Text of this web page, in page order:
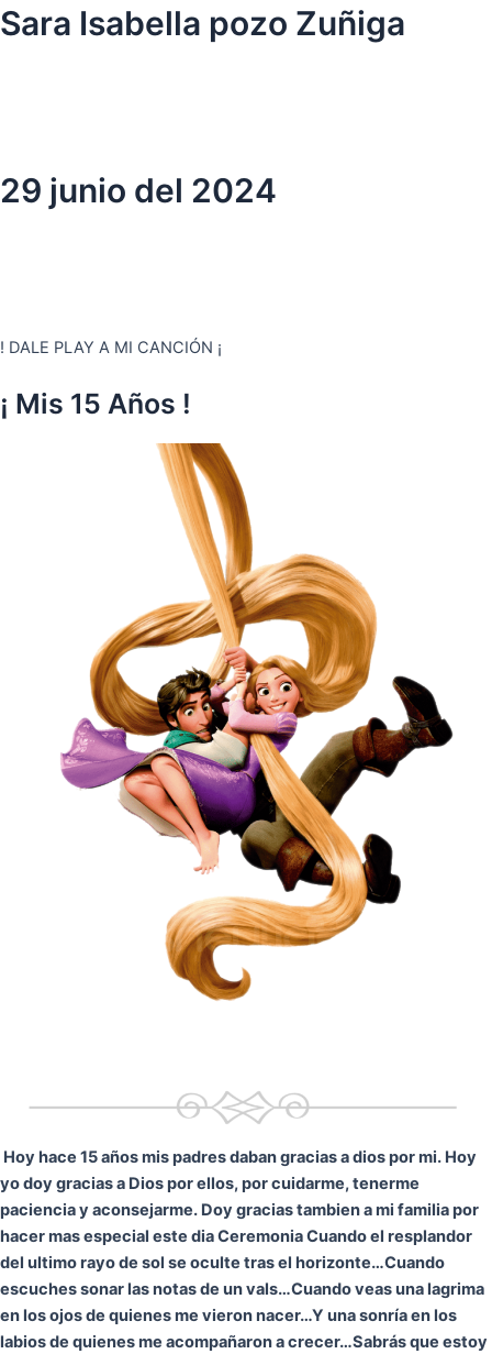
Ir
al
Sara Isabella pozo Zuñiga
29 junio del 2024
! DALE PLAY A MI CANCIÓN ¡
¡ Mis 15 Años !
Hoy hace 15 años mis padres daban gracias a dios por mi. Hoy
yo doy gracias a Dios por ellos, por cuidarme, tenerme
paciencia y aconsejarme. Doy gracias tambien a mi familia por
hacer mas especial este dia CeremoniaCuando el resplandor
del ultimo rayo de sol se oculte tras el horizonte…Cuando
escuches sonar las notas de un vals…Cuando veas una lagrima
en los ojos de quienes me vieron nacer…Y una sonría en los
labios de quienes me acompañaron a crecer…Sabrás que estoy